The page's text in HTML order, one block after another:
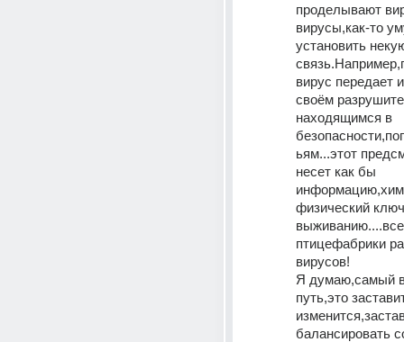
проделывают
вирусы,как-то
установить
вирус передает
своём
находящимся в
ьям...этот
несет как бы
физический
птицефабрики
вирусов!
Я думаю,самый
путь,это
балансировать